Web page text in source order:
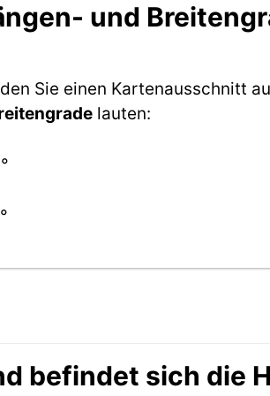
und
Sie einen Kartenausschnitt
lauten:
befindet sich die